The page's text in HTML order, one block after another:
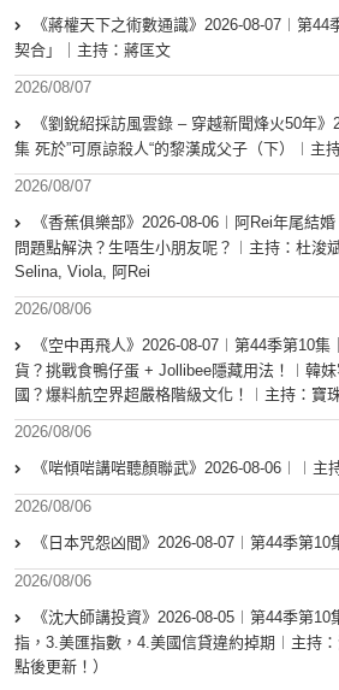
《蔣權天下之術數通識》2026-08-07︱第
契合」｜主持：蔣匡文
2026/08/07
《劉銳紹採訪風雲錄 – 穿越新聞烽火50年
集 死於”可原諒殺人“的黎漢成父子（下）︱主
2026/08/07
《香蕉俱樂部》2026-08-06︱阿Rei年尾結
問題點解決？生唔生小朋友呢？︱主持：杜浚
Selina, Viola, 阿Rei
2026/08/06
《空中再飛人》2026-08-07︱第44季第10
貨？挑戰食鴨仔蛋 + Jollibee隱藏用法！︱韓
國？爆料航空界超嚴格階級文化！︱主持：寶
2026/08/06
《啱傾啱講啱聽顏聯武》2026-08-06︱︱主
2026/08/06
《日本咒怨凶間》2026-08-07︱第44季第10
2026/08/06
《沈大師講投資》2026-08-05︱第44季第
指，3.美匯指數，4.美國信貸違約掉期︱主持
點後更新！）